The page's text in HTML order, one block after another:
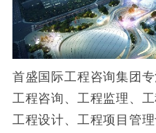
首盛国际工程咨询集团
工程咨询、工程监理、
工程设计、工程项目管